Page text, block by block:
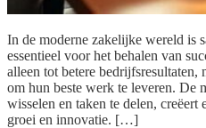
In de moderne zakelijke wereld is
essentieel voor het behalen van
alleen tot betere
om hun beste werk te leveren. De
wisselen en taken te delen,
groei en innovatie. […]